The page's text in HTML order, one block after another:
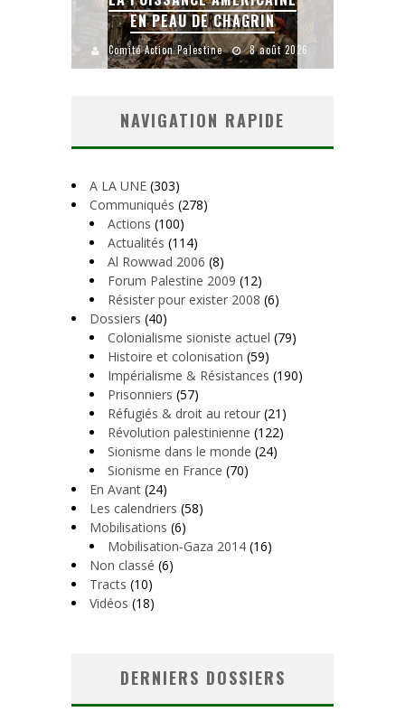
EN PEAU DE CHAGRIN
Comité Action Palestine 8 août 2026
NAVIGATION RAPIDE
A LA UNE (303)
Communiqués (278)
Actions (100)
Actualités (114)
Al Rowwad 2006 (8)
Forum Palestine 2009 (12)
Résister pour exister 2008 (6)
Dossiers (40)
Colonialisme sioniste actuel (79)
Histoire et colonisation (59)
Impérialisme & Résistances (190)
Prisonniers (57)
Réfugiés & droit au retour (21)
Révolution palestinienne (122)
Sionisme dans le monde (24)
Sionisme en France (70)
En Avant (24)
Les calendriers (58)
Mobilisations (6)
Mobilisation-Gaza 2014 (16)
Non classé (6)
Tracts (10)
Vidéos (18)
DERNIERS DOSSIERS